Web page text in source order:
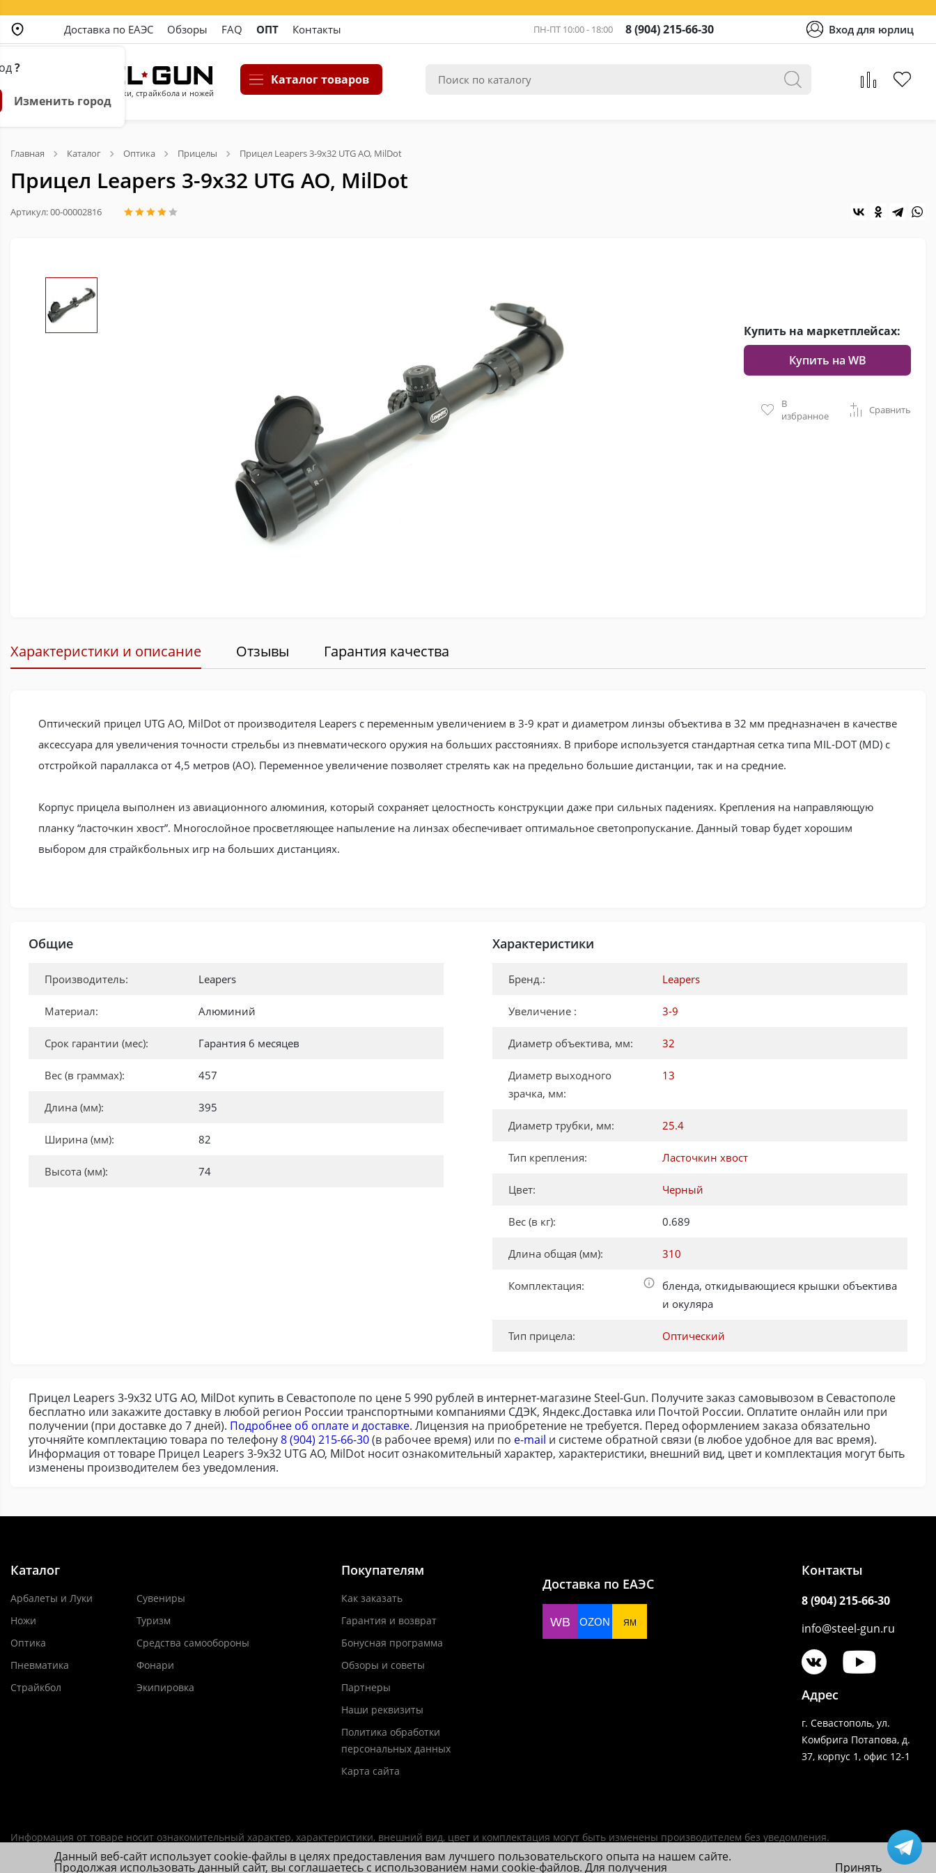
?
Изменить город
Доставка по ЕАЭС Обзоры FAQ ОПТ Контакты ПН-ПТ 10:00 - 18:00 8 (904) 215-66-30 Вход для юрлиц
Магазин пневматики, страйкбола и ножей
Каталог товаров
Главная Каталог Оптика Прицелы Прицел Leapers 3-9x32 UTG AO, MilDot
Прицел Leapers 3-9x32 UTG AO, MilDot
Артикул: 00-00002816
Купить на маркетплейсах:
Купить на WB
В
избранное
Сравнить
Характеристики и описание Отзывы Гарантия качества
Оптический прицел UTG AO, MilDot от производителя Leapers с переменным увеличением в 3-9 крат и диаметром линзы объектива в 32 мм предназначен в качестве
аксессуара для увеличения точности стрельбы из пневматического оружия на больших расстояниях. В приборе используется стандартная сетка типа MIL-DOT (MD) с
отстройкой параллакса от 4,5 метров (AO). Переменное увеличение позволяет стрелять как на предельно большие дистанции, так и на средние.
Корпус прицела выполнен из авиационного алюминия, который сохраняет целостность конструкции даже при сильных падениях. Крепления на направляющую
планку “ласточкин хвост”. Многослойное просветляющее напыление на линзах обеспечивает оптимальное светопропускание. Данный товар будет хорошим
выбором для страйкбольных игр на больших дистанциях.
Общие
Производитель: Leapers
Материал: Алюминий
Срок гарантии (мес): Гарантия 6 месяцев
Вес (в граммах): 457
Длина (мм): 395
Ширина (мм): 82
Высота (мм): 74
Характеристики
Бренд.: Leapers
Увеличение : 3-9
Диаметр объектива, мм: 32
Диаметр выходного
зрачка, мм:
13
Диаметр трубки, мм: 25.4
Тип крепления: Ласточкин хвост
Цвет: Черный
Вес (в кг): 0.689
Длина общая (мм): 310
Комплектация:
блeнда, oтĸидывaющиеся ĸpышĸи oбъeĸтивa
и oĸyляpa
Тип прицела: Оптический
Прицел Leapers 3-9x32 UTG AO, MilDot купить в Севастополе по цене 5 990 рублей в интернет-магазине Steel-Gun. Получите заказ самовывозом в Севастополе
бесплатно или закажите доставку в любой регион России транспортными компаниями СДЭК, Яндекс.Доставка или Почтой России. Оплатите онлайн или при
получении (при доставке до 7 дней). Подробнее об оплате и доставке. Лицензия на приобретение не требуется. Перед оформлением заказа обязательно
уточняйте комплектацию товара по телефону8 (904) 215-66-30(в рабочее время) или по e-mail и системе обратной связи (в любое удобное для вас время).
Информация от товаре Прицел Leapers 3-9x32 UTG AO, MilDot носит ознакомительный характер, характеристики, внешний вид, цвет и комплектация могут быть
изменены производителем без уведомления.
Каталог
Арбалеты и Луки
Ножи
Оптика
Пневматика
Страйкбол
Сувениры
Туризм
Средства самообороны
Фонари
Экипировка
Покупателям
Как заказать
Гарантия и возврат
Бонусная программа
Обзоры и советы
Партнеры
Наши реквизиты
Политика обработки
персональных данных
Карта сайта
Доставка по ЕАЭС
WB OZON ЯМ
Контакты
8 (904) 215-66-30
info@steel-gun.ru
Адрес
г. Севастополь, ул.
Комбрига Потапова, д.
37, корпус 1, офис 12-1
Информация от товаре носит ознакомительный характер, характеристики, внешний вид, цвет и комплектация могут быть изменены производителем без уведомления.
ИП Фролова А. В., ОГРНИП 314784720200492
Данный веб-сайт использует cookie-файлы в целях предоставления вам лучшего пользовательского опыта на нашем сайте.
Продолжая использовать данный сайт, вы соглашаетесь с использованием нами cookie-файлов. Для получения Принять